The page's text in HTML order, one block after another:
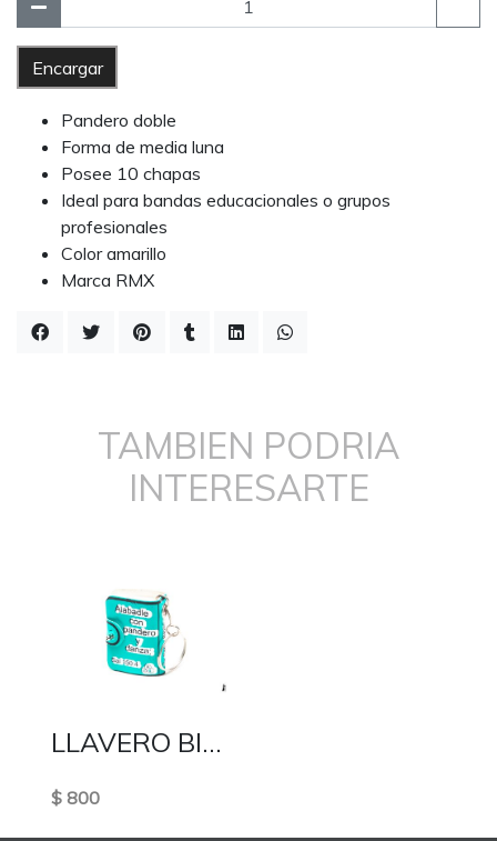
Encargar
Pandero doble
Forma de media luna
Posee 10 chapas
Ideal para bandas educacionales o grupos
profesionales
Color amarillo
Marca RMX
TAMBIEN PODRIA
INTERESARTE
LLAVERO BIBLIA
$ 800